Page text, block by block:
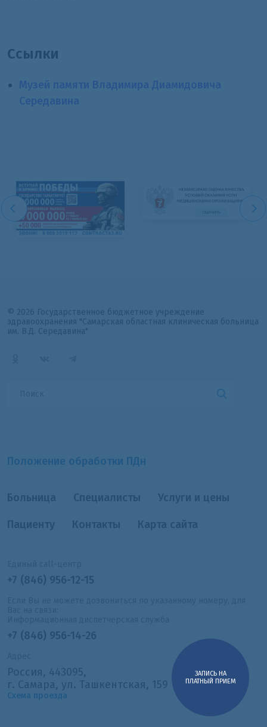
Ссылки
© 2026 Государственное бюджетное учреждение
здравоохранения "Самарская областная клиническая больница
им. В.Д. Середавина"
Положение обработки ПДн
Больница Специалисты Услуги и цены
Пациенту Контакты Карта сайта
+7 (846) 956-12-15
+7 (846) 956-14-26
Россия, 443095,
г. Самара, ул. Ташкентская, 159
Схема проезда
ЗАПИСЬ НА
ПЛАТНЫЙ ПРИЕМ